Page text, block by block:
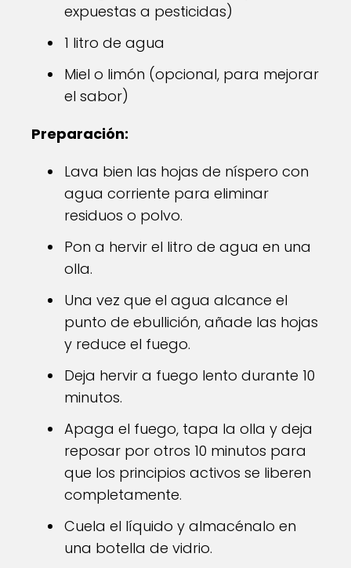
expuestas a pesticidas)
1 litro de agua
Miel o limón (opcional, para mejorar
el sabor)
Preparación:
Lava bien las hojas de níspero con
agua corriente para eliminar
residuos o polvo.
Pon a hervir el litro de agua en una
olla.
Una vez que el agua alcance el
punto de ebullición, añade las hojas
y reduce el fuego.
Deja hervir a fuego lento durante 10
minutos.
Apaga el fuego, tapa la olla y deja
reposar por otros 10 minutos para
que los principios activos se liberen
completamente.
Cuela el líquido y almacénalo en
una botella de vidrio.